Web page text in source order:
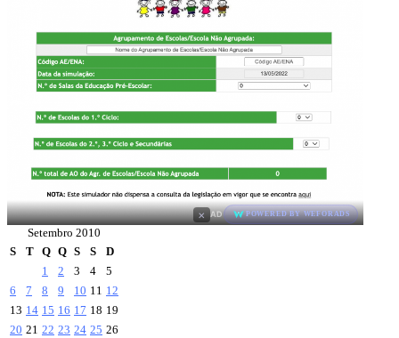
× AD POWERED BY WEFORADS
Setembro 2010
S
T Q Q S S
D
1
2 3 4
5
6
7 8 9 10 11 12
13 14 15 16 17 18 19
20 21 22 23 24 25 26